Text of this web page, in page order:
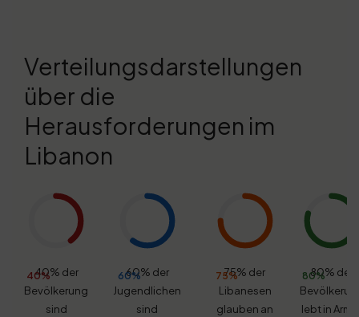
Verteilungsdarstellungen
über die
Herausforderungen im
Libanon
40%
40% der
Bevölkerung
sind
60%
60% der
Jugendlichen
sind
75%
75% der
Libanesen
glauben an
80%
80% der
lebt in